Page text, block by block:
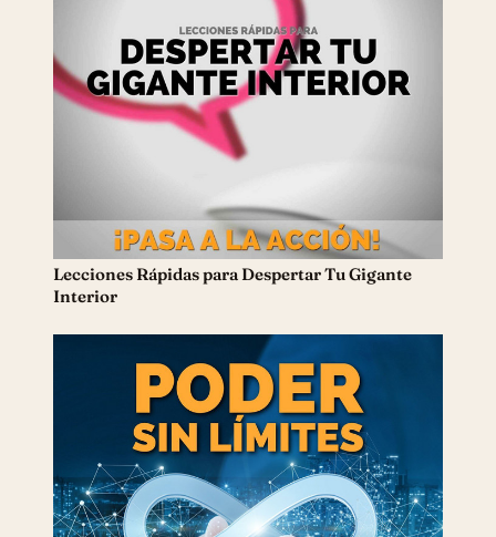
Lecciones Rápidas ​para Despertar Tu Gigante
Interior